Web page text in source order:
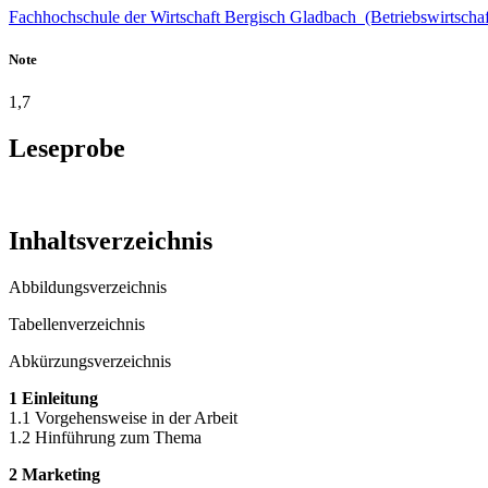
Fachhochschule der Wirtschaft Bergisch Gladbach
Note
1,7
Leseprobe
Inhaltsverzeichnis
Abbildungsverzeichnis
Tabellenverzeichnis
Abkürzungsverzeichnis
1 Einleitung
1.1 Vorgehensweise in der Arbeit
1.2 Hinführung zum Thema
2 Marketing